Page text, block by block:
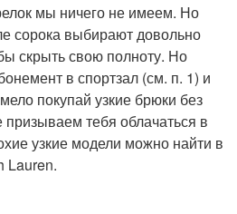
мы ничего не имеем. Но
сорока выбирают довольно
скрыть свою полноту. Но
в спортзал (см. п. 1) и
покупай узкие брюки без
тебя облачаться в
узкие модели можно найти в
Lauren.